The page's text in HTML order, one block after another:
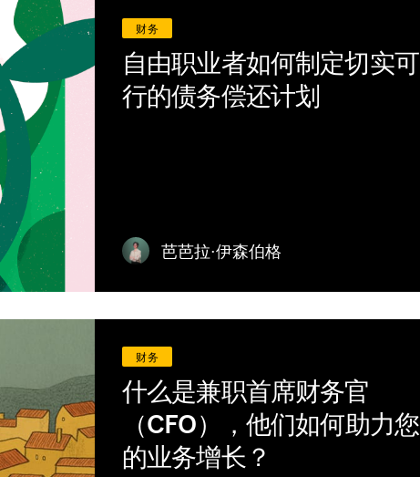
财务
自由职业者如何制定切实可
行的债务偿还计划
芭芭拉·伊森伯格
财务
什么是兼职首席财务官
（CFO），他们如何助力您
的业务增长？